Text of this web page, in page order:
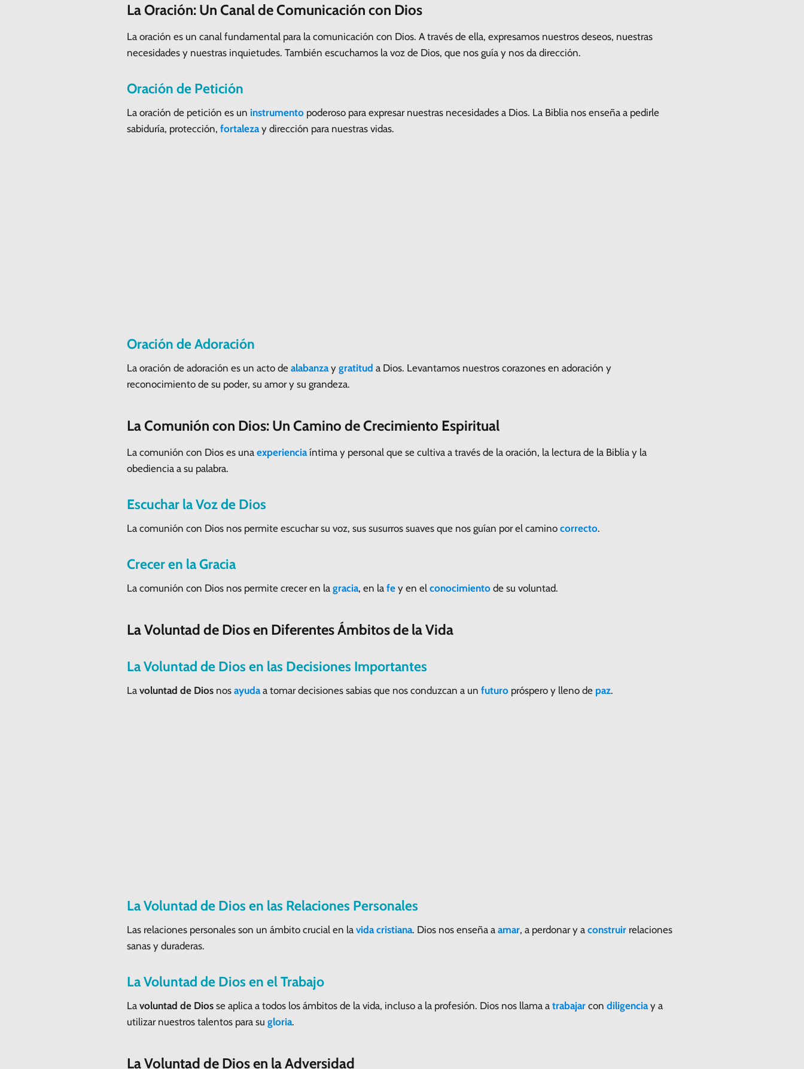
La Oración: Un Canal de Comunicación con Dios
La oración es un canal fundamental para la comunicación con Dios. A través de ella, expresamos nuestros deseos, nuestras
necesidades y nuestras inquietudes. También escuchamos la voz de Dios, que nos guía y nos da dirección.
Oración de Petición
La oración de petición es un instrumento poderoso para expresar nuestras necesidades a Dios. La Biblia nos enseña a pedirle
sabiduría, protección, fortalezay dirección para nuestras vidas.
Oración de Adoración
La oración de adoración es un acto de alabanzay gratitud a Dios. Levantamos nuestros corazones en adoración y
reconocimiento de su poder, su amor y su grandeza.
La Comunión con Dios: Un Camino de Crecimiento Espiritual
La comunión con Dios es una experienciaíntima y personal que se cultiva a través de la oración, la lectura de la Biblia y la
obediencia a su palabra.
Escuchar la Voz de Dios
La comunión con Dios nos permite escuchar su voz, sus susurros suaves que nos guían por el camino correcto.
Crecer en la Gracia
La comunión con Dios nos permite crecer en la gracia, en la fe y en el conocimiento de su voluntad.
La Voluntad de Dios en Diferentes Ámbitos de la Vida
La Voluntad de Dios en las Decisiones Importantes
La voluntad de Dios nos ayudaa tomar decisiones sabias que nos conduzcan a un futuro próspero y lleno de paz.
La Voluntad de Dios en las Relaciones Personales
Las relaciones personales son un ámbito crucial en la vida cristiana. Dios nos enseña a amar, a perdonar y a construir relaciones
sanas y duraderas.
La Voluntad de Dios en el Trabajo
La voluntad de Dios se aplica a todos los ámbitos de la vida, incluso a la profesión. Dios nos llama a trabajar con diligenciay a
utilizar nuestros talentos para su gloria.
La Voluntad de Dios en la Adversidad